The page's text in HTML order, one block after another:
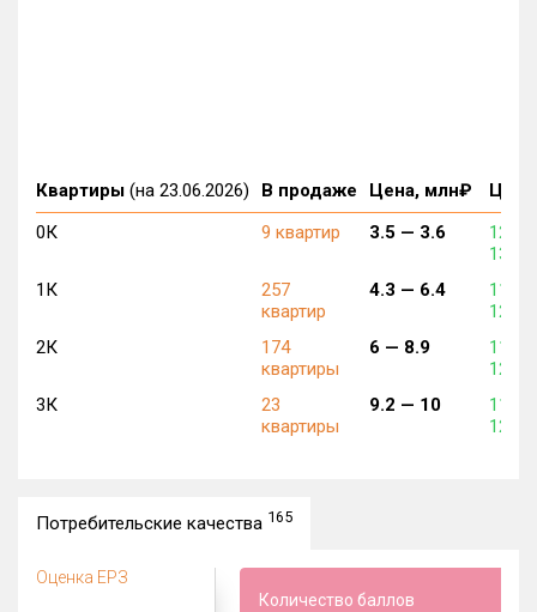
Квартиры (на 23.06.2026) В продаже Цена, млн₽
0К
9 квартир 3.5 — 3.6
128
130
1К
257
квартир
4.3 — 6.4
112
125
2К
174
квартиры
6 — 8.9
112
124
3К
23
квартиры
9.2 — 10
112
120
Потребительские качества 165
Оценка ЕРЗ
Количество баллов